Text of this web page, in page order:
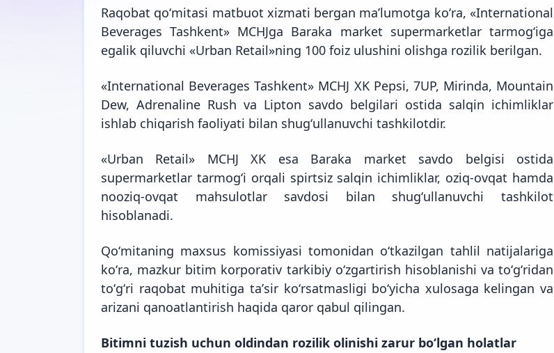
Raqobat qoʻmitasi matbuot xizmati bergan maʼlumotga koʻra, «International
Beverages Tashkent» MCHJga Baraka market supermarketlar tarmogʻiga
egalik qiluvchi «Urban Retail»ning 100 foiz ulushini olishga rozilik berilgan.
«International Beverages Tashkent» MCHJ XK Pepsi, 7UP, Mirinda, Mountain
Dew, Adrenaline Rush va Lipton savdo belgilari ostida salqin ichimliklar
ishlab chiqarish faoliyati bilan shugʻullanuvchi tashkilotdir.
«Urban Retail» MCHJ XK esa Baraka market savdo belgisi ostida
supermarketlar tarmogʻi orqali spirtsiz salqin ichimliklar, oziq-ovqat hamda
nooziq-ovqat mahsulotlar savdosi bilan shugʻullanuvchi tashkilot
hisoblanadi.
Qoʻmitaning maxsus komissiyasi tomonidan oʻtkazilgan tahlil natijalariga
koʻra, mazkur bitim korporativ tarkibiy oʻzgartirish hisoblanishi va toʻgʻridan
toʻgʻri raqobat muhitiga taʼsir koʻrsatmasligi boʻyicha xulosaga kelingan va
arizani qanoatlantirish haqida qaror qabul qilingan.
Bitimni tuzish uchun oldindan rozilik olinishi zarur boʻlgan holatlar